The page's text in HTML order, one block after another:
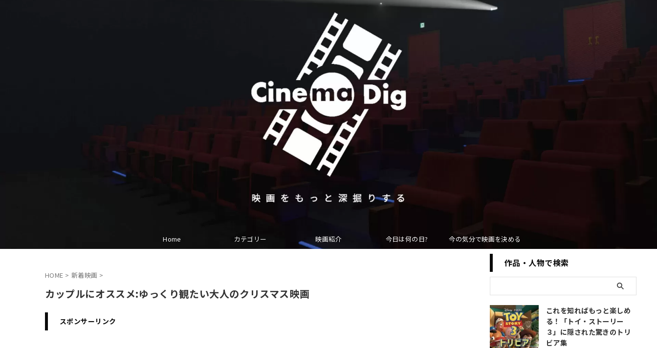
Home カテゴリー 映画紹介 今日は何の日? 今の気分で映画を決める
HOME > 新着映画 >
カップルにオススメ:ゆっくり観たい大人のクリスマス映画
スポンサーリンク
作品・人物で検索
これを知ればもっと楽しめ
る！「トイ・ストーリー
３」に隠された驚きのトリ
ビア集